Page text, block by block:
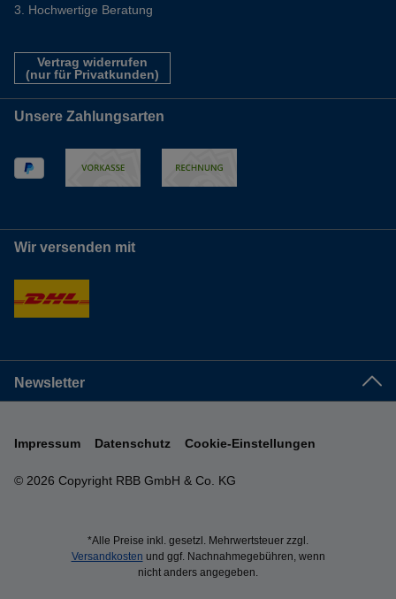
Hochwertige Beratung
Vertrag widerrufen
(nur für Privatkunden)
Unsere Zahlungsarten
Wir versenden mit
Newsletter
© 2026 Copyright RBB GmbH & Co. KG
Impressum Datenschutz Cookie-Einstellungen
*Alle Preise inkl. gesetzl. Mehrwertsteuer zzgl.
Versandkosten und ggf. Nachnahmegebühren, wenn
nicht anders angegeben.